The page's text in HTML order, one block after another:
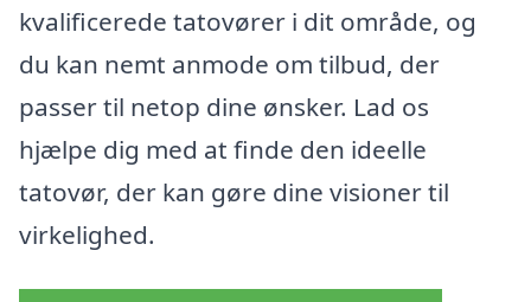
kvalificerede tatovører i dit område, og
du kan nemt anmode om tilbud, der
passer til netop dine ønsker. Lad os
hjælpe dig med at finde den ideelle
tatovør, der kan gøre dine visioner til
virkelighed.